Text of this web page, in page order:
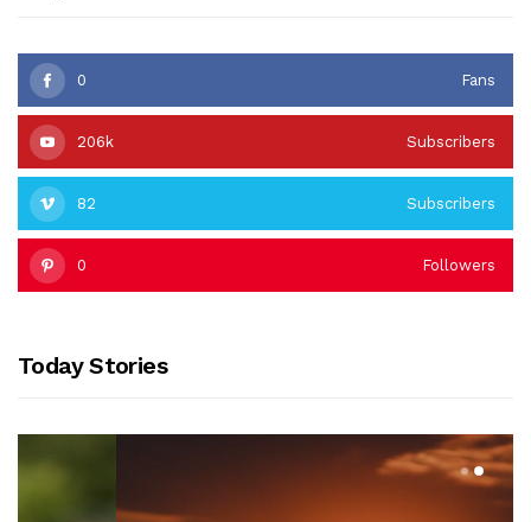
0 Fans
206k Subscribers
82 Subscribers
0 Followers
Today Stories